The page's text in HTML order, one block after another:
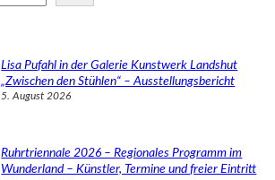
Lisa Pufahl in der Galerie Kunstwerk Landshut
„Zwischen den Stühlen“ – Ausstellungsbericht
5. August 2026
Ruhrtriennale 2026 – Regionales Programm im
Wunderland – Künstler, Termine und freier Eintritt